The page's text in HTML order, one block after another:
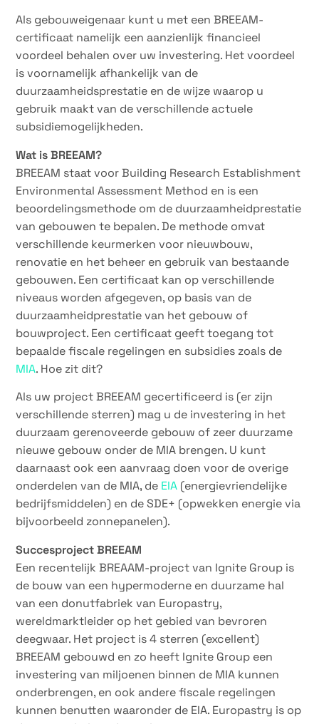
Als gebouweigenaar kunt u met een BREEAM-
certificaat namelijk een aanzienlijk financieel
voordeel behalen over uw investering. Het voordeel
is voornamelijk afhankelijk van de
duurzaamheidsprestatie en de wijze waarop u
gebruik maakt van de verschillende actuele
subsidiemogelijkheden.
Wat is BREEAM?
BREEAM staat voor Building Research Establishment
Environmental Assessment Method en is een
beoordelingsmethode om de duurzaamheidprestatie
van gebouwen te bepalen. De methode omvat
verschillende keurmerken voor nieuwbouw,
renovatie en het beheer en gebruik van bestaande
gebouwen. Een certificaat kan op verschillende
niveaus worden afgegeven, op basis van de
duurzaamheidprestatie van het gebouw of
bouwproject. Een certificaat geeft toegang tot
bepaalde fiscale regelingen en subsidies zoals de
MIA. Hoe zit dit?
Als uw project BREEAM gecertificeerd is (er zijn
verschillende sterren) mag u de investering in het
duurzaam gerenoveerde gebouw of zeer duurzame
nieuwe gebouw onder de MIA brengen. U kunt
daarnaast ook een aanvraag doen voor de overige
onderdelen van de MIA, de EIA (energievriendelijke
bedrijfsmiddelen) en de SDE+ (opwekken energie via
bijvoorbeeld zonnepanelen).
Succesproject BREEAM
Een recentelijk BREAAM-project van Ignite Group is
de bouw van een hypermoderne en duurzame hal
van een donutfabriek van Europastry,
wereldmarktleider op het gebied van bevroren
deegwaar. Het project is 4 sterren (excellent)
BREEAM gebouwd en zo heeft Ignite Group een
investering van miljoenen binnen de MIA kunnen
onderbrengen, en ook andere fiscale regelingen
kunnen benutten waaronder de EIA. Europastry is op